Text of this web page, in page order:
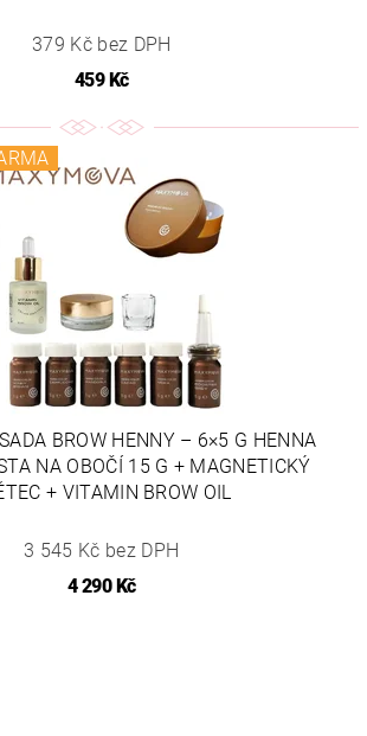
379 Kč bez DPH
459 Kč
BROW HENNY – 6×5 G HENNA
NA OBOČÍ 15 G + MAGNETICKÝ
+ VITAMIN BROW OIL
3 545 Kč bez DPH
4 290 Kč